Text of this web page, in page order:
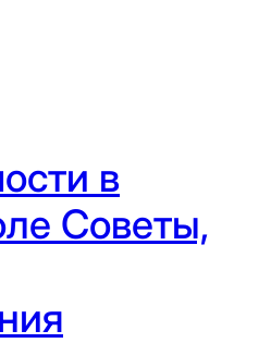
в
Советы,